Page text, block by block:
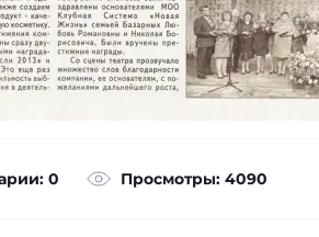
0 Просмотры: 4090